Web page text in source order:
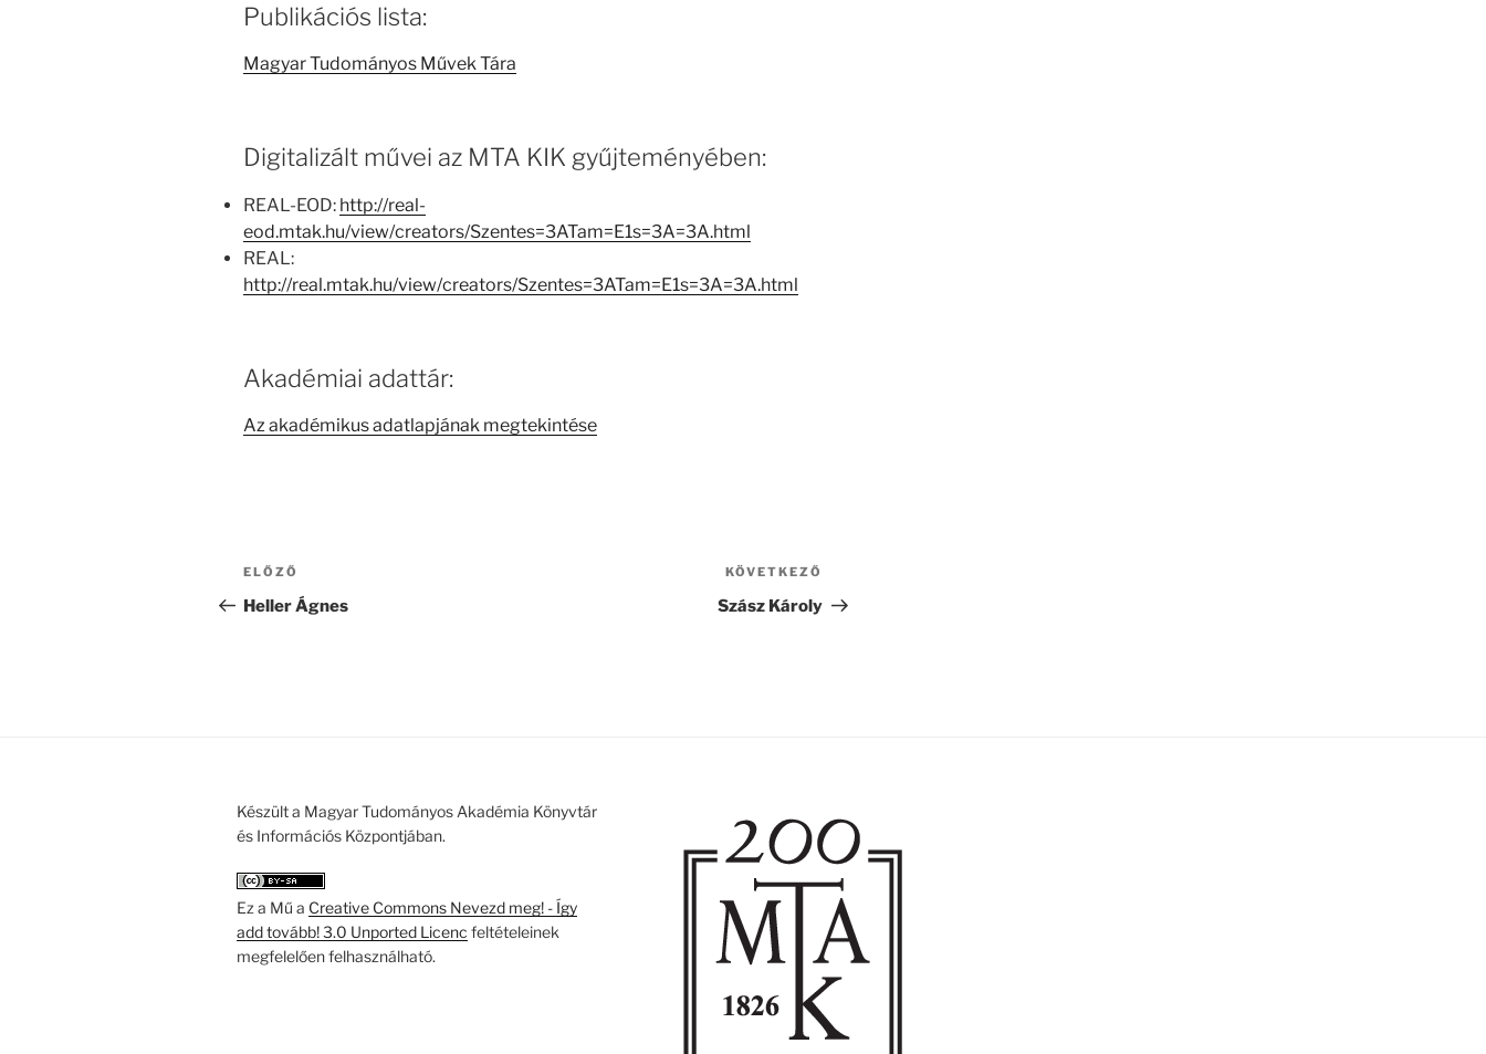
Publikációs lista:
Magyar Tudományos Művek Tára
Digitalizált művei az MTA KIK gyűjteményében:
REAL-EOD: http://real-
eod.mtak.hu/view/creators/Szentes=3ATam=E1s=3A=3A.html
REAL:
http://real.mtak.hu/view/creators/Szentes=3ATam=E1s=3A=3A.html
Akadémiai adattár:
Az akadémikus adatlapjának megtekintése
Bejegyzés
navigáció
Korábbi
bejegyzés
ELŐZŐ
Heller Ágnes
bejegyzés
KÖVETKEZŐ
Szász Károly
Készült a Magyar Tudományos Akadémia Könyvtár
és Információs Központjában.
Ez a Mű a Creative Commons Nevezd meg! - Így
add tovább! 3.0 Unported Licenc feltételeinek
megfelelően felhasználható.